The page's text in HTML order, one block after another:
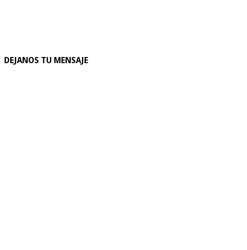
DEJANOS TU MENSAJE